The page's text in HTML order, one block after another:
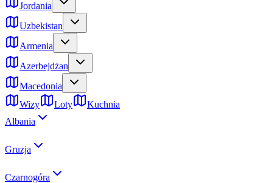
Jordania
Uzbekistan
Armenia
Azerbejdżan
Macedonia
Wizy
Loty
Kuchnia
Albania
Gruzja
Czarnogóra